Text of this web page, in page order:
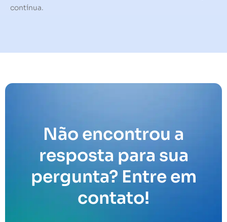
contínua.
Não encontrou a
resposta para sua
pergunta? Entre em
contato!